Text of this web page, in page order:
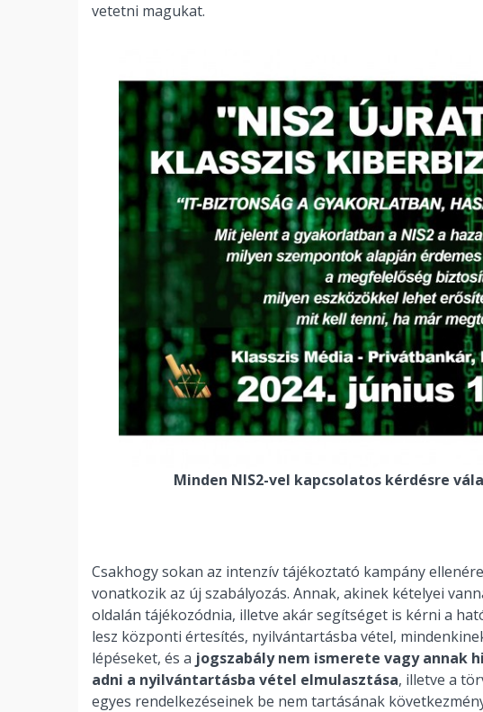
vetetni magukat.
Minden NIS2-vel kapcsolatos kérdésre
Csakhogy sokan az intenzív tájékoztató kampány
vonatkozik az új szabályozás. Annak, akinek kételyei
oldalán tájékozódnia, illetve akár segítséget is kérni a
lesz központi értesítés, nyilvántartásba vétel,
lépéseket, és a jogszabály nem ismerete vagy annak
adni a nyilvántartásba vétel elmulasztása, illetve a
egyes rendelkezéseinek be nem tartásának